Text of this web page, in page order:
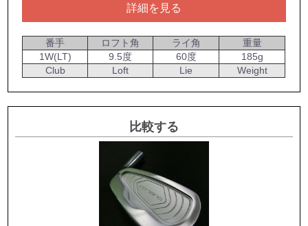
詳細を見る
番手 ロフト角 ライ角
重量
1W(LT)
9.5度 60度
185g
Club
Loft Lie Weight
比較する